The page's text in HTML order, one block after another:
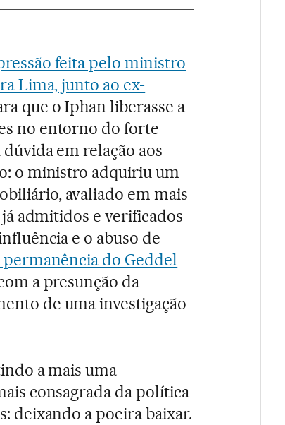
feita pelo ministro
Lima, junto ao ex-
que o Iphan liberasse a
no entorno do forte
em relação aos
o ministro adquiriu um
avaliado em mais
admitidos e verificados
e o abuso de
permanência do Geddel
a presunção da
de uma investigação
a mais uma
consagrada da política
deixando a poeira baixar.